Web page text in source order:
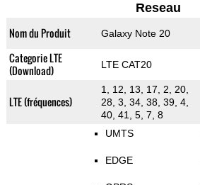
Reseau
Nom du Produit Galaxy Note 20
Categorie LTE
(Download)
LTE CAT20
LTE (fréquences)
1, 12, 13, 17, 2, 20,
28, 3, 34, 38, 39, 4,
40, 41, 5, 7, 8
UMTS
EDGE